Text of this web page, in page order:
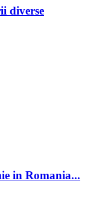
diverse
in Romania...